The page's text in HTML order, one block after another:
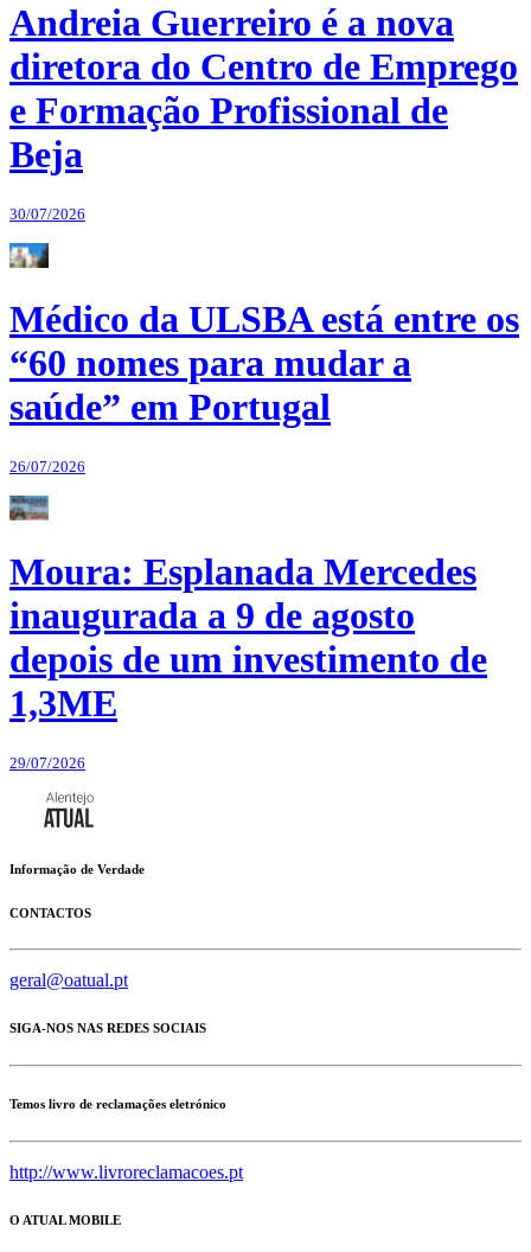
Andreia Guerreiro é a nova
diretora do Centro de Emprego
e Formação Profissional de
Beja
30/07/2026
Médico da ULSBA está entre os
“60 nomes para mudar a
saúde” em Portugal
26/07/2026
Moura: Esplanada Mercedes
inaugurada a 9 de agosto
depois de um investimento de
1,3ME
29/07/2026
Informação de Verdade
CONTACTOS
geral@oatual.pt
SIGA-NOS NAS REDES SOCIAIS
Temos livro de reclamações eletrónico
http://www.livroreclamacoes.pt
O ATUAL MOBILE